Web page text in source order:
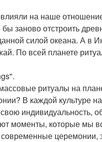
на наше
заново отстроить
силой океана. А в
По всей планете
ритуалы на
В каждой культуре
индивидуальность,
моменты, которые мы